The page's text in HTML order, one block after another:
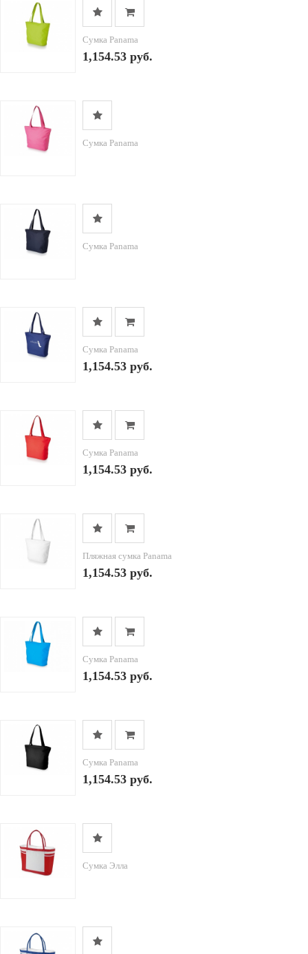
Сумка Panama
1,154.53 руб.
Сумка Panama
Сумка Panama
Сумка Panama
1,154.53 руб.
Сумка Panama
1,154.53 руб.
Пляжная сумка Panama
1,154.53 руб.
Сумка Panama
1,154.53 руб.
Сумка Panama
1,154.53 руб.
Сумка Элла